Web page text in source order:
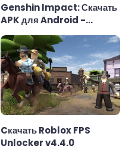
Genshin Impact: Скачать
APK для Android -
последняя версия
Cкачать Roblox FPS
Unlocker v4.4.0